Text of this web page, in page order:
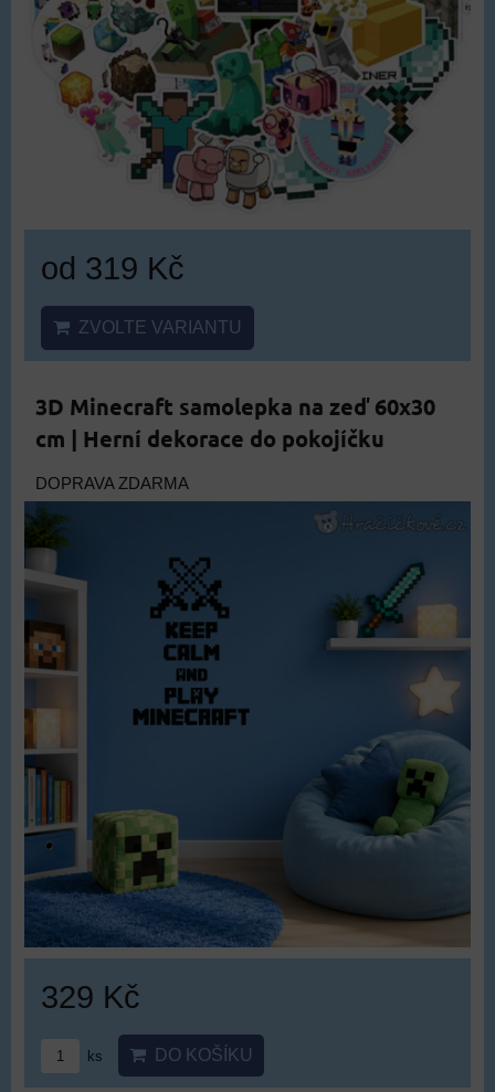
od 319 Kč
ZVOLTE VARIANTU
3D Minecraft samolepka na zeď 60x30
cm | Herní dekorace do pokojíčku
DOPRAVA ZDARMA
329 Kč
ks DO KOŠÍKU